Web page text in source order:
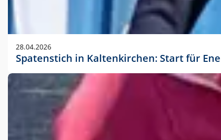
28.04.2026
Spatenstich in Kaltenkirchen: Start für